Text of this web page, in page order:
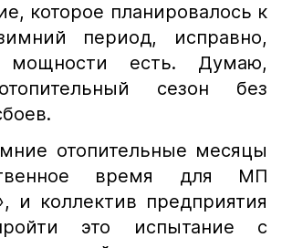
которое планировалось к
период, исправно,
мощности есть. Думаю,
сезон без
отопительные месяцы
время для МП
и коллектив предприятия
это испытание с